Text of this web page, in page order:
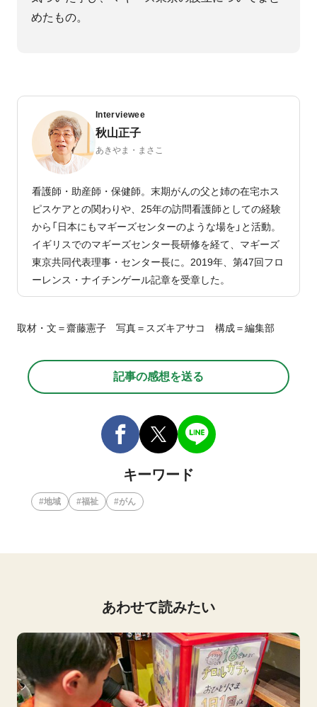
めたもの。
Interviewee
秋山正子
あきやま・まさこ
看護師・助産師・保健師。末期がんの父と姉の在宅ホス
ピスケアとの関わりや、25年の訪問看護師としての経験
から「日本にもマギーズセンターのような場を」と活動。
イギリスでのマギーズセンター長研修を経て、マギーズ
東京共同代表理事・センター長に。2019年、第47回フロ
ーレンス・ナイチンゲール記章を受章した。
取材・文＝齋藤憲子 写真＝スズキアサコ 構成＝編集部
記事の感想を送る
キーワード
地域 福祉 がん
あわせて読みたい